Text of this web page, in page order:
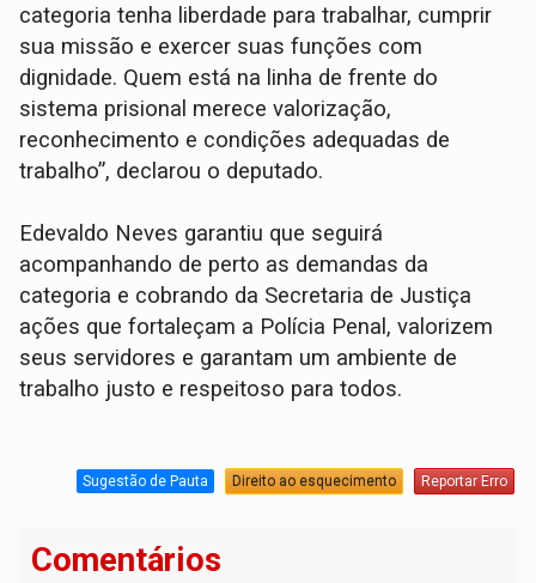
categoria tenha liberdade para trabalhar, cumprir
sua missão e exercer suas funções com
dignidade. Quem está na linha de frente do
sistema prisional merece valorização,
reconhecimento e condições adequadas de
trabalho”, declarou o deputado.
Edevaldo Neves garantiu que seguirá
acompanhando de perto as demandas da
categoria e cobrando da Secretaria de Justiça
ações que fortaleçam a Polícia Penal, valorizem
seus servidores e garantam um ambiente de
trabalho justo e respeitoso para todos.
Sugestão de Pauta Direito ao esquecimento Reportar Erro
Comentários